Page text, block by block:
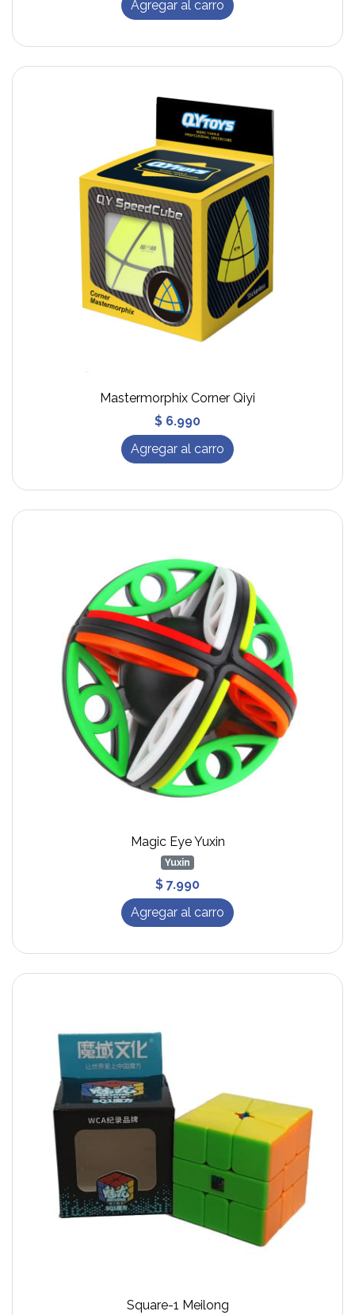
Agregar al carro
Mastermorphix Corner Qiyi
$ 6.990
Agregar al carro
Magic Eye Yuxin
Yuxin
$ 7.990
Agregar al carro
Square-1 Meilong